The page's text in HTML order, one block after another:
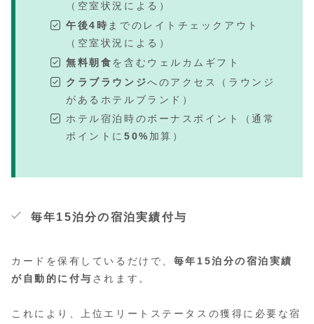
（空室状況による）
午後4時 までのレイトチェックアウト
（空室状況による）
無料朝食を含むウェルカムギフト
クラブラウンジへのアクセス（ラウンジ
があるホテルブランド）
ホテル宿泊時のボーナスポイント（通常
ポイントに 50% 加算）
毎年15泊分の宿泊実績付与
カードを保有しているだけで、 毎年15泊分の宿泊実績
が自動的に付与 されます。
これにより、上位エリートステータスの獲得に必要な宿